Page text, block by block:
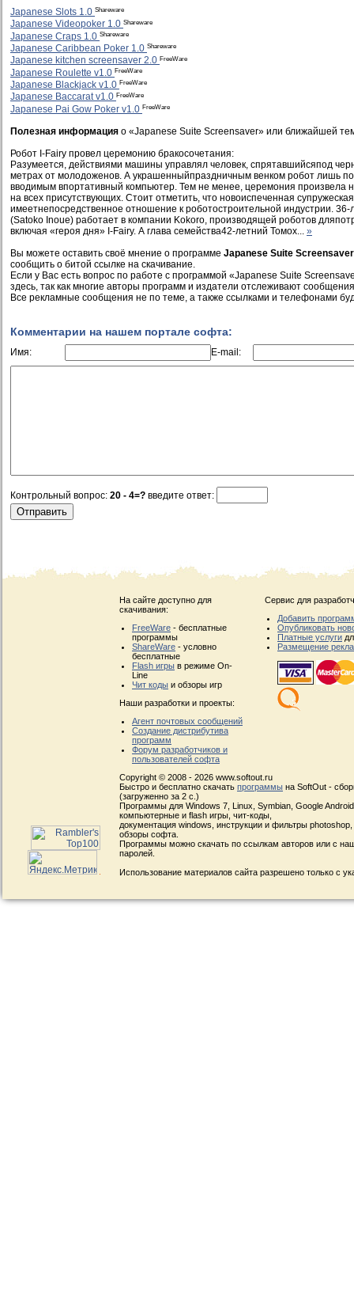
Japanese Slots 1.0 Shareware
Japanese Videopoker 1.0 Shareware
Japanese Craps 1.0 Shareware
Japanese Caribbean Poker 1.0 Shareware
Japanese kitchen screensaver 2.0 FreeWare
Japanese Roulette v1.0 FreeWare
Japanese Blackjack v1.0 FreeWare
Japanese Baccarat v1.0 FreeWare
Japanese Pai Gow Poker v1.0 FreeWare
Полезная информация о «Japanese Suite Screensaver» или ближайшей
Робот I-Fairy провел церемонию бракосочетания:
Разумеется, действиями машины управлял человек, спрятавшийсяпод
метрах от молодоженов. А украшенныйпраздничным венком робот лишь
вводимым впортативный компьютер. Тем не менее, церемония произвела
на всех присутствующих. Стоит отметить, что новоиспеченная
имеетнепосредственное отношение к роботостроительной индустрии.
(Satoko Inoue) работает в компании Kokoro, производящей роботов
включая «героя дня» I-Fairy. А глава семейства42-летний Томох... »
Вы можете оставить своё мнение о программе Japanese Suite Screensaver
сообщить о битой ссылке на скачивание.
Если у Вас есть вопрос по работе с программой «Japanese Suite
здесь, так как многие авторы программ и издатели отслеживают
Все рекламные сообщения не по теме, а также ссылками и телефонами
Комментарии на нашем портале софта:
Имя: E-mail:
Контрольный вопрос: 20 - 4=? введите ответ:
На сайте доступно для
скачивания:
FreeWare - бесплатные
программы
ShareWare - условно
бесплатные
Flash игры в режиме On-
Line
Чит коды и обзоры игр
Наши разработки и проекты:
Агент почтовых сообщений
Создание дистрибутива
программ
Форум разработчиков и
пользователей софта
Сервис для
Добавить
Опубликовать
Платные услуги
Размещение
Copyright © 2008 - 2026 www.softout.ru
Быстро и бесплатно скачать программы на SoftOut -
(загруженно за 2 с.)
Программы для Windows 7, Linux, Symbian, Google
компьютерные и flash игры, чит-коды,
документация windows, инструкции и фильтры
обзоры софта.
Программы можно скачать по ссылкам авторов или с
паролей.
Использование материалов сайта разрешено только с